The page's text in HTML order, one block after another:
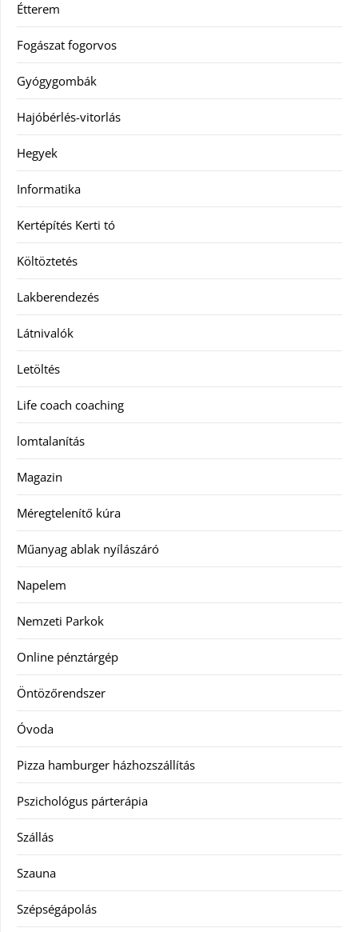
Étterem
Fogászat fogorvos
Gyógygombák
Hajóbérlés-vitorlás
Hegyek
Informatika
Kertépítés Kerti tó
Költöztetés
Lakberendezés
Látnivalók
Letöltés
Life coach coaching
lomtalanítás
Magazin
Méregtelenítő kúra
Műanyag ablak nyílászáró
Napelem
Nemzeti Parkok
Online pénztárgép
Öntözőrendszer
Óvoda
Pizza hamburger házhozszállítás
Pszichológus párterápia
Szállás
Szauna
Szépségápolás